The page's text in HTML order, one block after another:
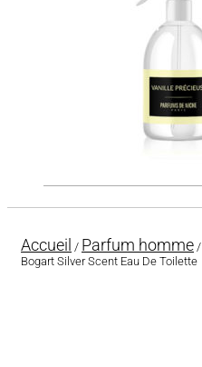
Accueil / Parfum homme /
Bogart Silver Scent Eau De Toilette